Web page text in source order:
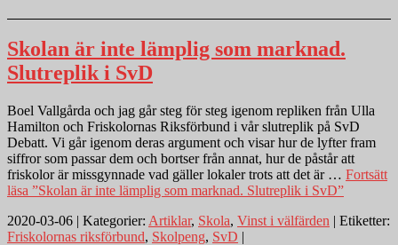
Skolan är inte lämplig som marknad.
Slutreplik i SvD
Boel Vallgårda och jag går steg för steg igenom repliken från Ulla
Hamilton och Friskolornas Riksförbund i vår slutreplik på SvD
Debatt. Vi går igenom deras argument och visar hur de lyfter fram
siffror som passar dem och bortser från annat, hur de påstår att
friskolor är missgynnade vad gäller lokaler trots att det är … Fortsätt
läsa ”Skolan är inte lämplig som marknad. Slutreplik i SvD”
2020-03-06 | Kategorier: Artiklar, Skola, Vinst i välfärden | Etiketter:
Friskolornas riksförbund, Skolpeng, SvD |